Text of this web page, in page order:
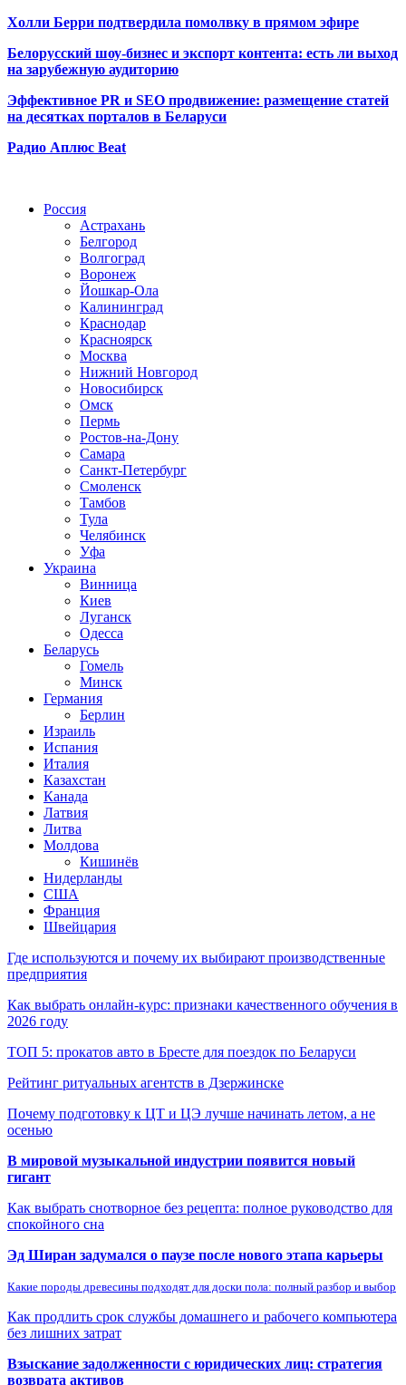
Холли Берри подтвердила помолвку в прямом эфире
Белорусский шоу-бизнес и экспорт контента: есть ли выход
на зарубежную аудиторию
Эффективное PR и SEO продвижение: размещение статей
на десятках порталов в Беларуси
Радио Аплюс Beat
Россия
Астрахань
Белгород
Волгоград
Воронеж
Йошкар-Ола
Калининград
Краснодар
Красноярск
Москва
Нижний Новгород
Новосибирск
Омск
Пермь
Ростов-на-Дону
Самара
Санкт-Петербург
Смоленск
Тамбов
Тула
Челябинск
Уфа
Украина
Винница
Киев
Луганск
Одесса
Беларусь
Гомель
Минск
Германия
Берлин
Израиль
Испания
Италия
Казахстан
Канада
Латвия
Литва
Молдова
Кишинёв
Нидерланды
США
Франция
Швейцария
Где используются и почему их выбирают производственные
предприятия
Как выбрать онлайн-курс: признаки качественного обучения в
2026 году
ТОП 5: прокатов авто в Бресте для поездок по Беларуси
Рейтинг ритуальных агентств в Дзержинске
Почему подготовку к ЦТ и ЦЭ лучше начинать летом, а не
осенью
В мировой музыкальной индустрии появится новый
гигант
Как выбрать снотворное без рецепта: полное руководство для
спокойного сна
Эд Ширан задумался о паузе после нового этапа карьеры
Какие породы древесины подходят для доски пола: полный разбор и выбор
Как продлить срок службы домашнего и рабочего компьютера
без лишних затрат
Взыскание задолженности с юридических лиц: стратегия
возврата активов